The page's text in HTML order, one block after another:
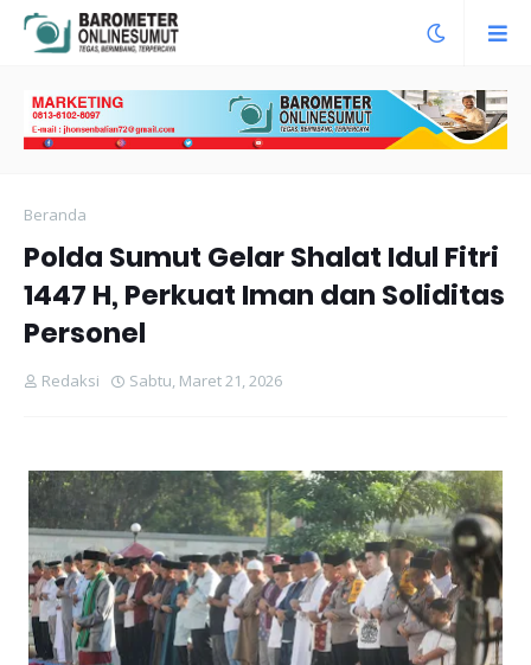
Beranda
Polda Sumut Gelar Shalat Idul Fitri
1447 H, Perkuat Iman dan Soliditas
Personel
Redaksi Sabtu, Maret 21, 2026